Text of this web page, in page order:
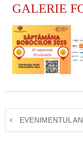
GALERIE
EVENIMENTUL